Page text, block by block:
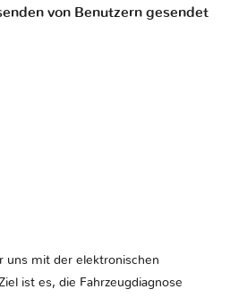
von Benutzern gesendet
uns mit der elektronischen
ist es, die Fahrzeugdiagnose